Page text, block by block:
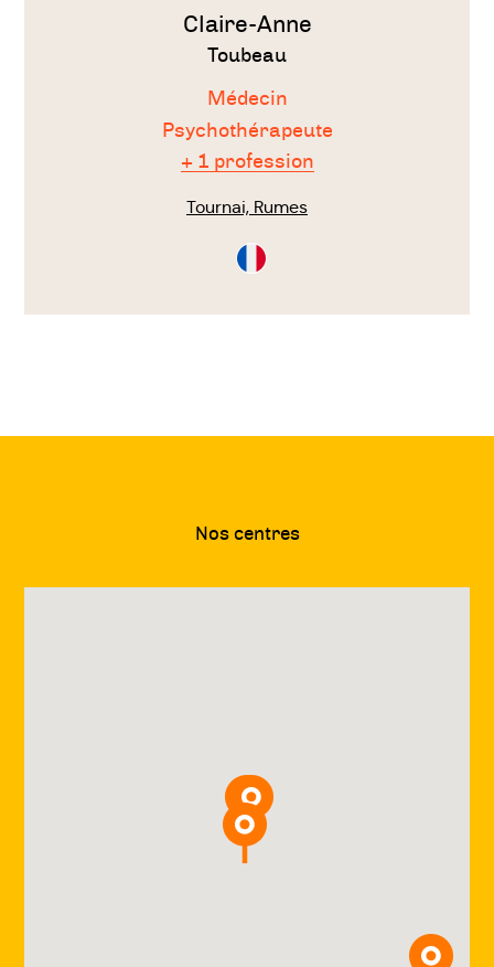
Claire-Anne
Toubeau
Médecin
Psychothérapeute
+ 1 profession
Tournai, Rumes
Consultation
en
Nos centres